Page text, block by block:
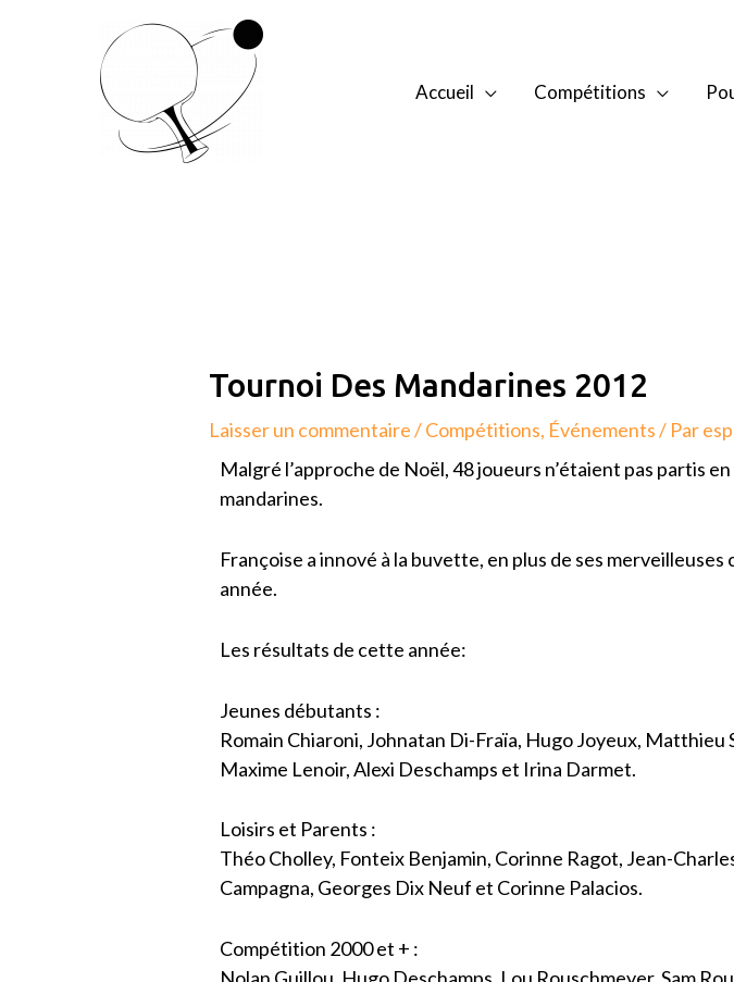
Accueil Compétitions
Tournoi Des Mandarines 2012
Laisser un commentaire/Compétitions, Événements/ Par
Malgré l’approche de Noël, 48 joueurs n’étaient pas partis
mandarines.
Françoise a innové à la buvette, en plus de ses
année.
Les résultats de cette année:
Jeunes débutants :
Romain Chiaroni, Johnatan Di-Fraïa, Hugo Joyeux, Matthieu
Maxime Lenoir, Alexi Deschamps et Irina Darmet.
Loisirs et Parents :
Théo Cholley, Fonteix Benjamin, Corinne Ragot, Jean-
Campagna, Georges Dix Neuf et Corinne Palacios.
Compétition 2000 et + :